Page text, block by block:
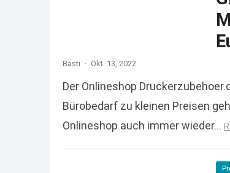
Basti · Okt. 13, 2022
Der Onlineshop
Bürobedarf zu kleinen Preisen
Onlineshop auch immer wieder…